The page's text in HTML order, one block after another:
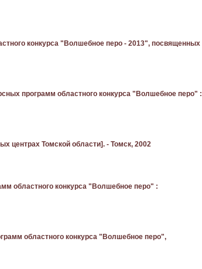
конкурса "Волшебное перо - 2013", посвященных
программ областного конкурса "Волшебное перо" :
центрах Томской области]. - Томск, 2002
областного конкурса "Волшебное перо" :
областного конкурса "Волшебное перо",